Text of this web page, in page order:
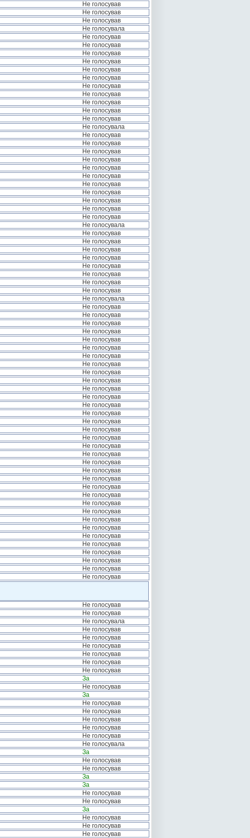
Не голосував
Не голосував
Не голосував
Не голосувала
Не голосував
Не голосував
Не голосував
Не голосував
Не голосував
Не голосував
Не голосував
Не голосував
Не голосував
Не голосував
Не голосував
Не голосувала
Не голосував
Не голосував
Не голосував
Не голосував
Не голосував
Не голосував
Не голосував
Не голосував
Не голосував
Не голосував
Не голосував
Не голосувала
Не голосував
Не голосував
Не голосував
Не голосував
Не голосував
Не голосував
Не голосував
Не голосував
Не голосувала
Не голосував
Не голосував
Не голосував
Не голосував
Не голосував
Не голосував
Не голосував
Не голосував
Не голосував
Не голосував
Не голосував
Не голосував
Не голосував
Не голосував
Не голосував
Не голосував
Не голосував
Не голосував
Не голосував
Не голосував
Не голосував
Не голосував
Не голосував
Не голосував
Не голосував
Не голосував
Не голосував
Не голосував
Не голосував
Не голосував
Не голосував
Не голосував
Не голосував
Не голосував
Не голосував
Не голосував
Не голосувала
Не голосував
Не голосував
Не голосував
Не голосував
Не голосував
Не голосував
За
Не голосував
За
Не голосував
Не голосував
Не голосував
Не голосував
Не голосував
Не голосувала
За
Не голосував
Не голосував
За
За
Не голосував
Не голосував
За
Не голосував
Не голосував
Не голосував